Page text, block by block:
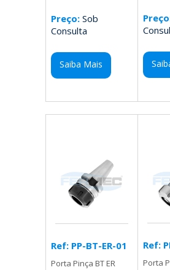
Preço: Sob
Consulta
Saiba Mais
Ref: PP-BT-ER-01
Porta Pinça BT ER
Ref:
Porta